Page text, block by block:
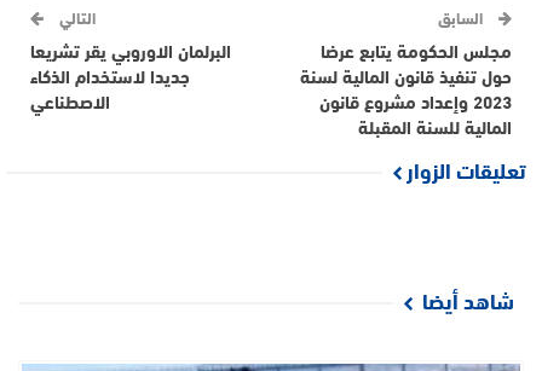
السابق
مجلس الحكومة يتابع عرضا
حول تنفيذ قانون المالية لسنة
2023 وإعداد مشروع قانون
المالية للسنة المقبلة
التالي
البرلمان الاوروبي يقر تشريعا
جديدا لاستخدام الذكاء
الاصطناعي
تعليقات الزوار
شاهد أيضا